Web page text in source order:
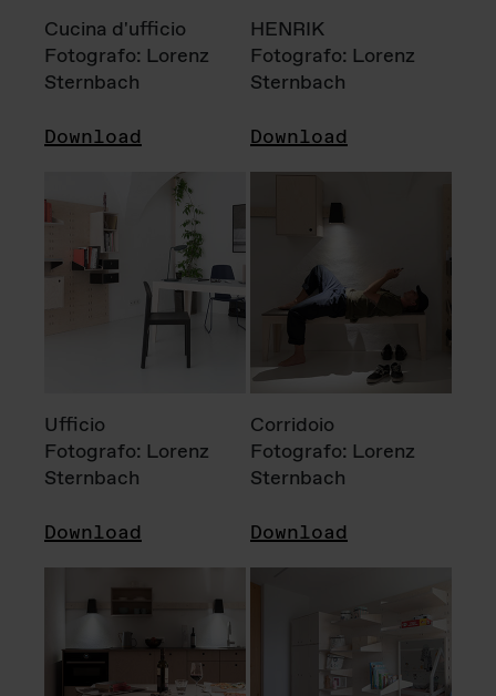
Cucina d'ufficio
Fotografo: Lorenz
Sternbach
Download
HENRIK
Fotografo: Lorenz
Sternbach
Download
Ufficio
Fotografo: Lorenz
Sternbach
Download
Corridoio
Fotografo: Lorenz
Sternbach
Download